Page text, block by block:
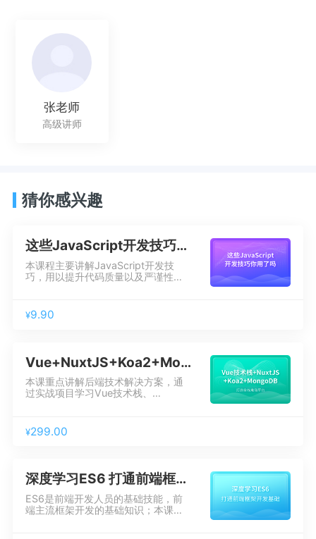
张老师
高级讲师
猜你感兴趣
这些JavaScript开发技巧你用了吗
本课程主要讲解JavaScript开发技
巧，用以提升代码质量以及严谨性，
¥9.90
Vue+NuxtJS+Koa2+Mongo开发全栈电商平台
本课重点讲解后端技术解决方案，通
过实战项目学习Vue技术栈、
后端技术，帮学员掌握企业级前后端
分离项目的开发经验以及技术解决方
¥299.00
深度学习ES6 打通前端框架开发基础
ES6是前端开发人员的基础技能，前
端主流框架开发的基础知识；本课程